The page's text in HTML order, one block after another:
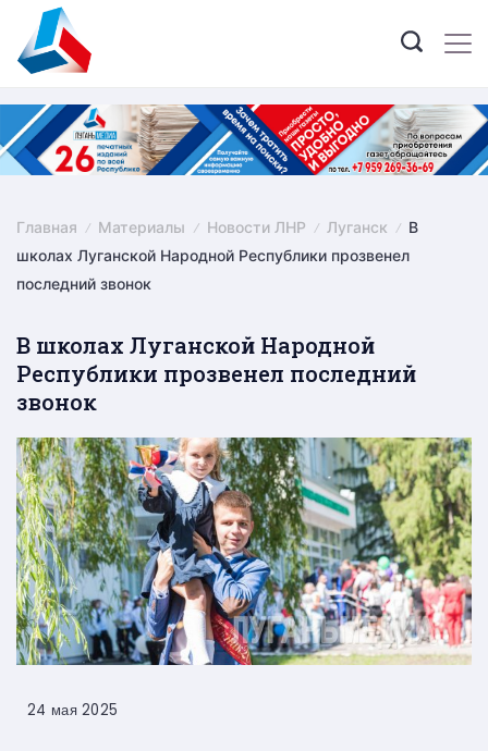
content
Главная Материалы Новости ЛНР Луганск
В
школах Луганской Народной Республики прозвенел
последний звонок
В школах Луганской Народной
Республики прозвенел последний
звонок
24 мая 2025